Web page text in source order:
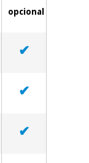
opcional
✔
✔
✔